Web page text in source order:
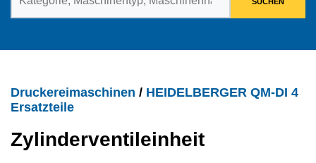
Druckereimaschinen / HEIDELBERGER QM-DI 4
Ersatzteile
Zylinderventileinheit